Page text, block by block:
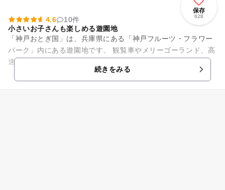
保存
628
4.6
10件
小さいお子さんも楽しめる遊園地
「神戸おとぎ国」は、兵庫県にある「神戸フルーツ・フラワー
パーク」内にある遊園地です。 観覧車やメリーゴーランド、高
速回転するフラッシュダンス、海賊船で外に放り出されるスリ
ルを楽しむツインドラゴ...続きをみる